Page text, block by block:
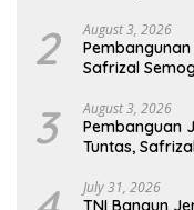
2 August 3, 2026
Safrizal
3 August 3, 2026
Pembanguan
Tuntas,
July 31, 2026
TNI Bangun